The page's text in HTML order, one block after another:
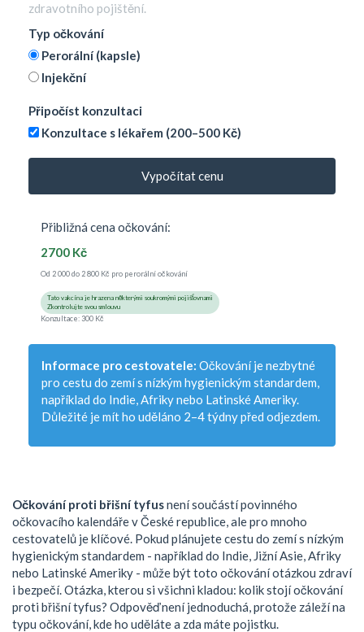
zdravotního pojištění.
Typ očkování
Perorální (kapsle)
Injekční
Připočíst konzultaci
Konzultace s lékařem (200–500 Kč)
Vypočítat cenu
Přibližná cena očkování:
2700 Kč
Od 2 000 do 2 800 Kč pro perorální očkování
Tato vakcína je hrazena některými soukromými pojišťovnami
Zkontrolujte svou smlouvu
Konzultace: 300 Kč
Informace pro cestovatele: Očkování je nezbytné
pro cestu do zemí s nízkým hygienickým standardem,
například do Indie, Afriky nebo Latinské Ameriky.
Důležité je mít ho uděláno 2–4 týdny před odjezdem.
Očkování proti břišní tyfusnení součástí povinného
očkovacího kalendáře v České republice, ale pro mnoho
cestovatelů je klíčové. Pokud plánujete cestu do zemí s nízkým
hygienickým standardem - například do Indie, Jižní Asie, Afriky
nebo Latinské Ameriky - může být toto očkování otázkou zdraví
i bezpečí. Otázka, kterou si všichni kladou: kolik stojí očkování
proti břišní tyfus? Odpověď není jednoduchá, protože záleží na
typu očkování, kde ho uděláte a zda máte pojistku.